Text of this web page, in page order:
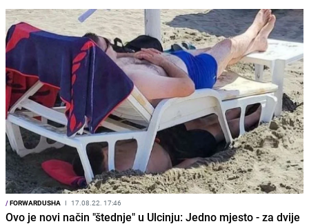
/FORWARDUSHA I 17.08.22. 17:46
Ovo je novi način "štednje" u Ulcinju: Jedno mjesto - za dvije